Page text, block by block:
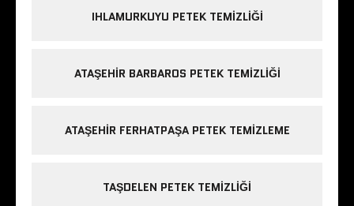
IHLAMURKUYU PETEK TEMIZLIĞI
ATAŞEHIR BARBAROS PETEK TEMIZLIĞI
ATAŞEHIR FERHATPAŞA PETEK TEMIZLEME
TAŞDELEN PETEK TEMIZLIĞI